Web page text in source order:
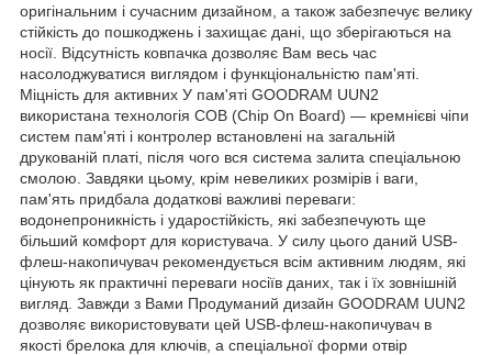
оригінальним і сучасним дизайном, а також забезпечує велику
стійкість до пошкоджень і захищає дані, що зберігаються на
носії. Відсутність ковпачка дозволяє Вам весь час
насолоджуватися виглядом і функціональністю пам'яті.
Міцність для активних У пам'яті GOODRAM UUN2
використана технологія COB (Chip On Board) — кремнієві чіпи
систем пам'яті і контролер встановлені на загальній
друкованій платі, після чого вся система залита спеціальною
смолою. Завдяки цьому, крім невеликих розмірів і ваги,
пам'ять придбала додаткові важливі переваги:
водонепроникність і ударостійкість, які забезпечують ще
більший комфорт для користувача. У силу цього даний USB-
флеш-накопичувач рекомендується всім активним людям, які
цінують як практичні переваги носіїв даних, так і їх зовнішній
вигляд. Завжди з Вами Продуманий дизайн GOODRAM UUN2
дозволяє використовувати цей USB-флеш-накопичувач в
якості брелока для ключів, а спеціальної форми отвір